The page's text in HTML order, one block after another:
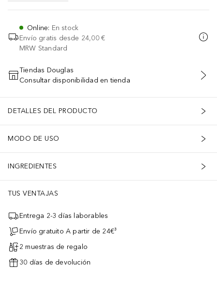
Online: En stock
Envío gratis desde 24,00 €
MRW Standard
AÑADIR AL CARRITO
Tiendas Douglas
Consultar disponibilidad en tienda
DETALLES DEL PRODUCTO
MODO DE USO
INGREDIENTES
TUS VENTAJAS
Entrega 2-3 días laborables
Envío gratuito A partir de 24€³
2 muestras de regalo
30 días de devolución